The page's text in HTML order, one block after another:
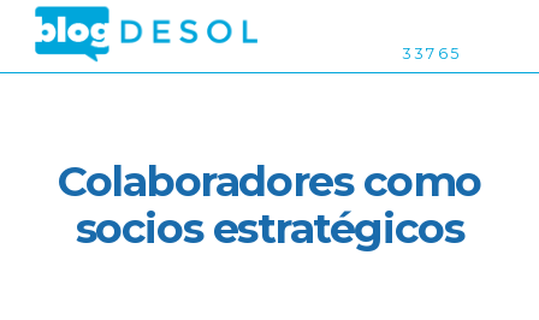
3 3 7 6 5
Colaboradores como
socios estratégicos